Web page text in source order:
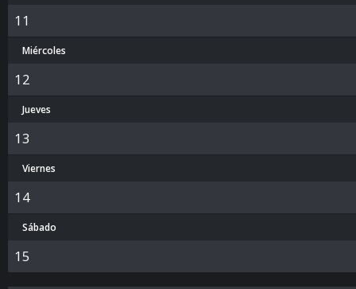
11
Miércoles
12
Jueves
13
Viernes
14
Sábado
15